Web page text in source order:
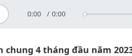
0:00 / 0:00
chung 4 tháng đầu năm